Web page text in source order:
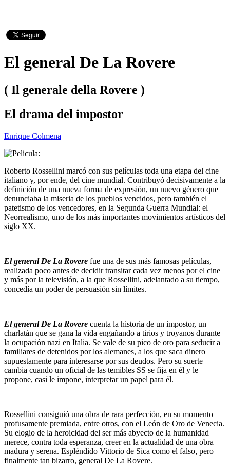
El general De La Rovere
( Il generale della Rovere )
El drama del impostor
Enrique Colmena
Roberto Rossellini marcó con sus películas toda una etapa del cine
italiano y, por ende, del cine mundial. Contribuyó decisivamente a la
definición de una nueva forma de expresión, un nuevo género que
denunciaba la miseria de los pueblos vencidos, pero también el
patetismo de los vencedores, en la Segunda Guerra Mundial: el
Neorrealismo, uno de los más importantes movimientos artísticos del
siglo XX.
El general De La Rovere fue una de sus más famosas películas,
realizada poco antes de decidir transitar cada vez menos por el cine
y más por la televisión, a la que Rossellini, adelantado a su tiempo,
concedía un poder de persuasión sin límites.
El general De La Rovere cuenta la historia de un impostor, un
charlatán que se gana la vida engañando a tirios y troyanos durante
la ocupación nazi en Italia. Se vale de su pico de oro para seducir a
familiares de detenidos por los alemanes, a los que saca dinero
supuestamente para interesarse por sus deudos. Pero su suerte
cambia cuando un oficial de las temibles SS se fija en él y le
propone, casi le impone, interpretar un papel para él.
Rossellini consiguió una obra de rara perfección, en su momento
profusamente premiada, entre otros, con el León de Oro de Venecia.
Su elogio de la heroicidad del ser más abyecto de la humanidad
merece, contra toda esperanza, creer en la actualidad de una obra
madura y serena. Espléndido Vittorio de Sica como el falso, pero
finalmente tan bizarro, general De La Rovere.